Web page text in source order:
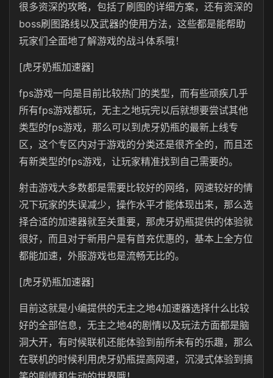
很多资深的攻略，包括了刷图的详细方案，还有资深的
boss刷图路线以及武器的使用方法，这些都是能帮助
玩家们全面地了解游戏的战斗体系哦！
[虎牙奶瓶加速器]
fps游戏一向是目前比较热门的类型，而有些顽疾几乎
所有fps游戏都玩，无主之地玩完以后就想要尝试其他
类型的fps游戏，那么可以到虎牙奶瓶的最新上线专
区，这个专区内对于游戏的分类还是很齐全的，而且还
有新类型的fps游戏，让玩家精准找到自己需要的。
射击游戏大多数都是需要比较好的网络，网速较好的情
况下玩家的失误减少，操作水平才能体现出来，那么选
择合适的加速器就至关重要，那虎牙奶瓶提供的体验就
很好，而且对于新用户是有首充优惠的，基本上全方位
都能加速，外服游戏也是流畅无比的。
[虎牙奶瓶加速器]
目前这就是小编提供的无主之地4加速器选择什么比较
好的全部信息，无主之地4的剧情以及玩法方面都是脑
洞大开，有时候联机还能体验到前所未有的乐趣，那么
在联机的时候利用虎牙奶瓶提高网速，沉浸式体验到搞